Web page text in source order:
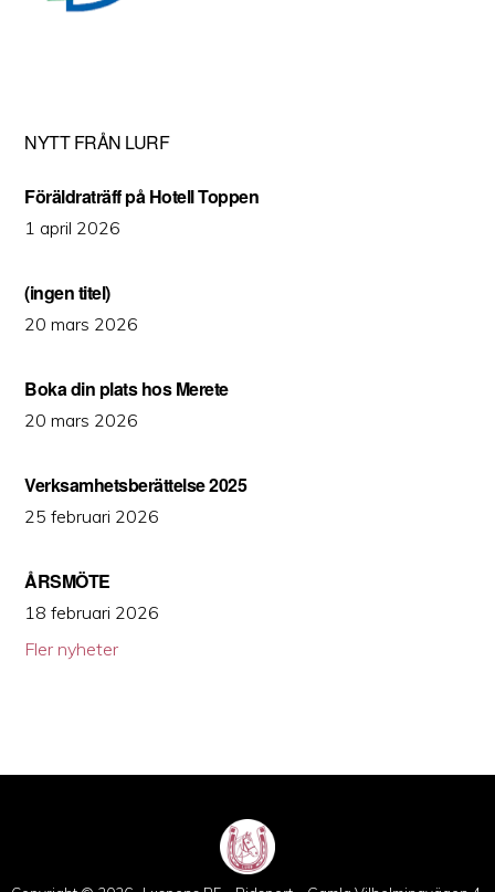
NYTT FRÅN LURF
Föräldraträff på Hotell Toppen
1 april 2026
(ingen titel)
20 mars 2026
Boka din plats hos Merete
20 mars 2026
Verksamhetsberättelse 2025
25 februari 2026
ÅRSMÖTE
18 februari 2026
Fler nyheter